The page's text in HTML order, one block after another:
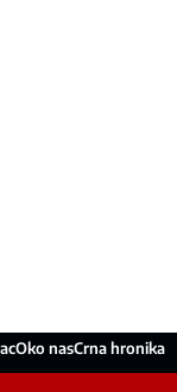
Oko nasCrna hronika